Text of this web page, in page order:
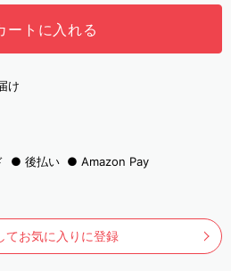
ートに入れる
け
後払い Amazon Pay
てお気に入りに登録